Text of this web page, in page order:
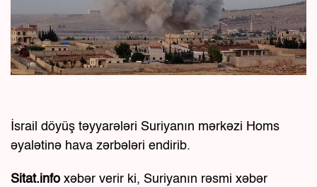
İsrail döyüş təyyarələri Suriyanın mərkəzi Homs
əyalətinə hava zərbələri endirib.
Sitat.info xəbər verir ki, Suriyanın rəsmi xəbər